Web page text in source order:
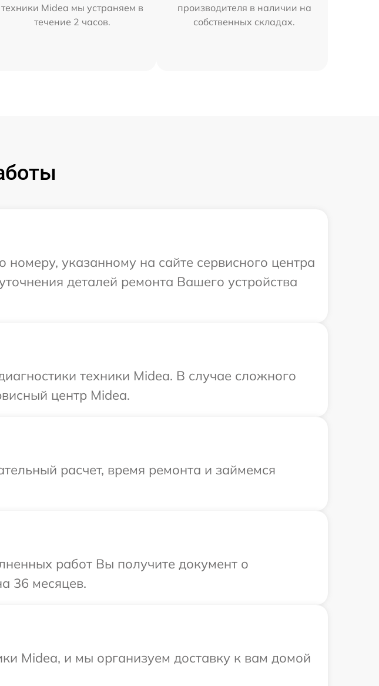
техники Midea мы устраняем в
течение 2 часов.
производителя в наличии на
собственных складах.
указанному на сайте сервисного центра
деталей ремонта Вашего устройства
техники Midea. В случае сложного
центр Midea.
расчет, время ремонта и займемся
работ Вы получите документ о
36 месяцев.
Midea, и мы организуем доставку к вам домой